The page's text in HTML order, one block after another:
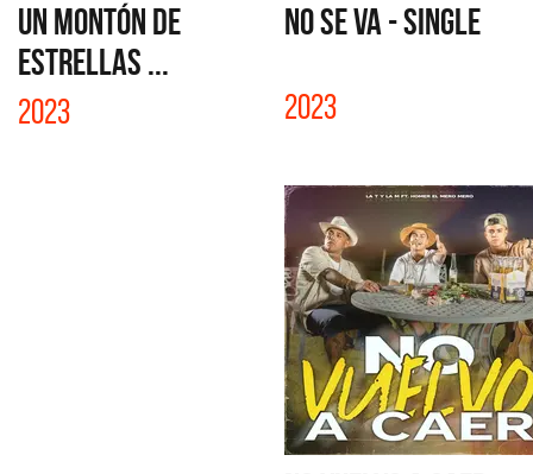
UN MONTÓN DE
ESTRELLAS ...
2023
NO SE VA - SINGLE
2023